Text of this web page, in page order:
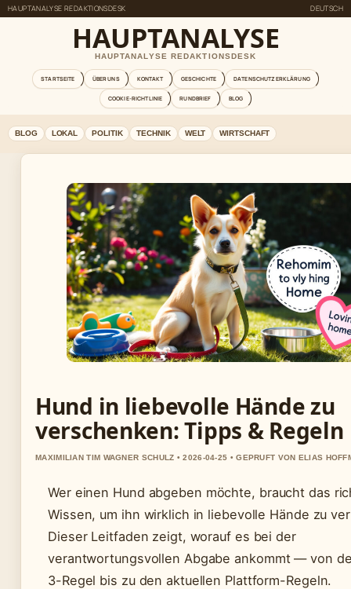
HAUPTANALYSE REDAKTIONSDESK DEUTSCH
HAUPTANALYSE
HAUPTANALYSE REDAKTIONSDESK
STARTSEITE ÜBER UNS KONTAKT GESCHICHTE DATENSCHUTZERKLÄRUNG
COOKIE-RICHTLINIE RUNDBRIEF BLOG
BLOG LOKAL POLITIK TECHNIK WELT WIRTSCHAFT
Hund in liebevolle Hände zu
verschenken: Tipps & Regeln
MAXIMILIAN TIM WAGNER SCHULZ • 2026-04-25 • GEPRUFT VON ELIAS
Wer einen Hund abgeben möchte, braucht das
Wissen, um ihn wirklich in liebevolle Hände zu
Dieser Leitfaden zeigt, worauf es bei der
verantwortungsvollen Abgabe ankommt — von
3-Regel bis zu den aktuellen Plattform-Regeln.